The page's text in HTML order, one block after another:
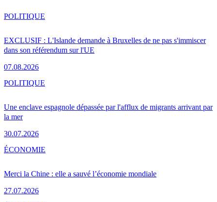
EXCLUSIF : L'Islande demande à Bruxelles de ne pas s'immiscer
dans son référendum sur l'UE
07.08.2026
POLITIQUE
Une enclave espagnole dépassée par l'afflux de migrants arrivant par
la mer
30.07.2026
POLITIQUE
Merci la Chine : elle a sauvé l’économie mondiale
27.07.2026
ÉCONOMIE